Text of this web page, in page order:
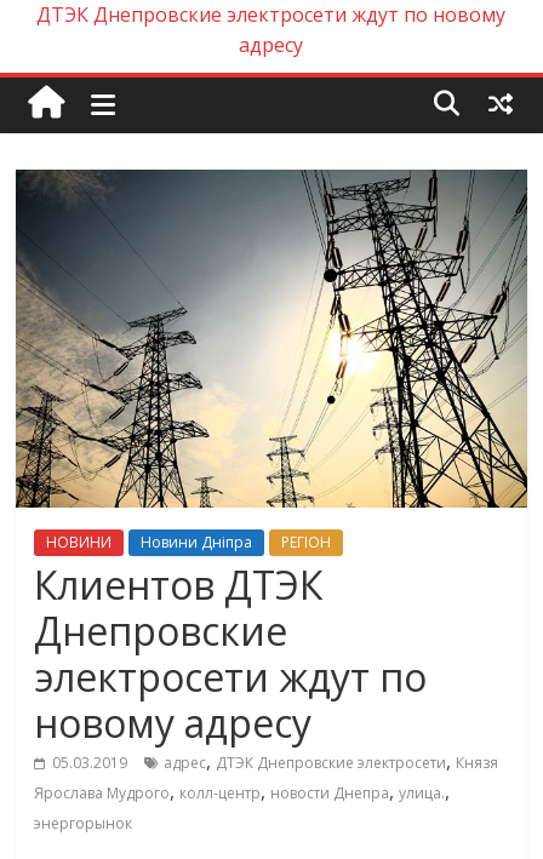
ДТЭК Днепровские электросети ждут по новому
адресу
НОВИНИ Новини Дніпра РЕГІОН
Клиентов ДТЭК
Днепровские
электросети ждут по
новому адресу
05.03.2019 адрес, ДТЭК Днепровские электросети, Князя
Ярослава Мудрого, колл-центр, новости Днепра,улица.,
энергорынок